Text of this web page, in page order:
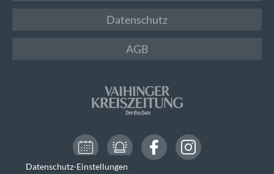
Datenschutz
AGB
Datenschutz-Einstellungen